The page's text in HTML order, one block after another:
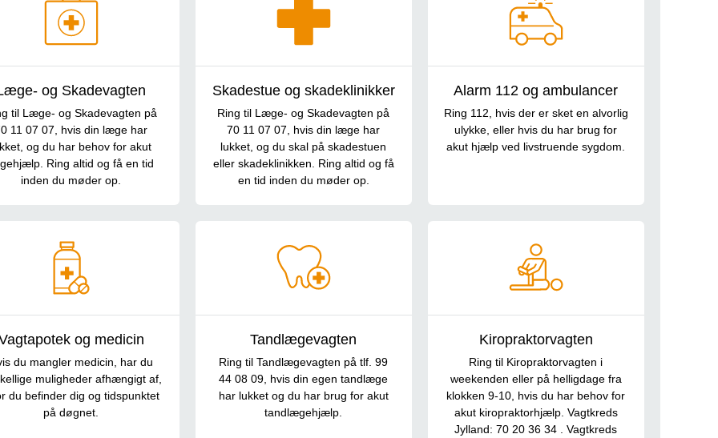
og Skadevagten
til Læge- og Skadevagten på
11 07 07, hvis din læge har
og du har behov for akut
Ring altid og få en tid
inden du møder op.
Skadestue og skadeklinikker
Ring til Læge- og Skadevagten på
70 11 07 07, hvis din læge har
lukket, og du skal på skadestuen
eller skadeklinikken. Ring altid og få
en tid inden du møder op.
Alarm 112 og ambulancer
Ring 112, hvis der er sket en alvorlig
ulykke, eller hvis du har brug for
akut hjælp ved livstruende sygdom.
og medicin
du mangler medicin, har du
muligheder afhængigt af,
du befinder dig og tidspunktet
på døgnet.
Tandlægevagten
Ring til Tandlægevagten på tlf. 99
44 08 09, hvis din egen tandlæge
har lukket og du har brug for akut
tandlægehjælp.
Kiropraktorvagten
Ring til Kiropraktorvagten i
weekenden eller på helligdage fra
klokken 9-10, hvis du har behov for
akut kiropraktorhjælp. Vagtkreds
Jylland: 70 20 36 34 . Vagtkreds